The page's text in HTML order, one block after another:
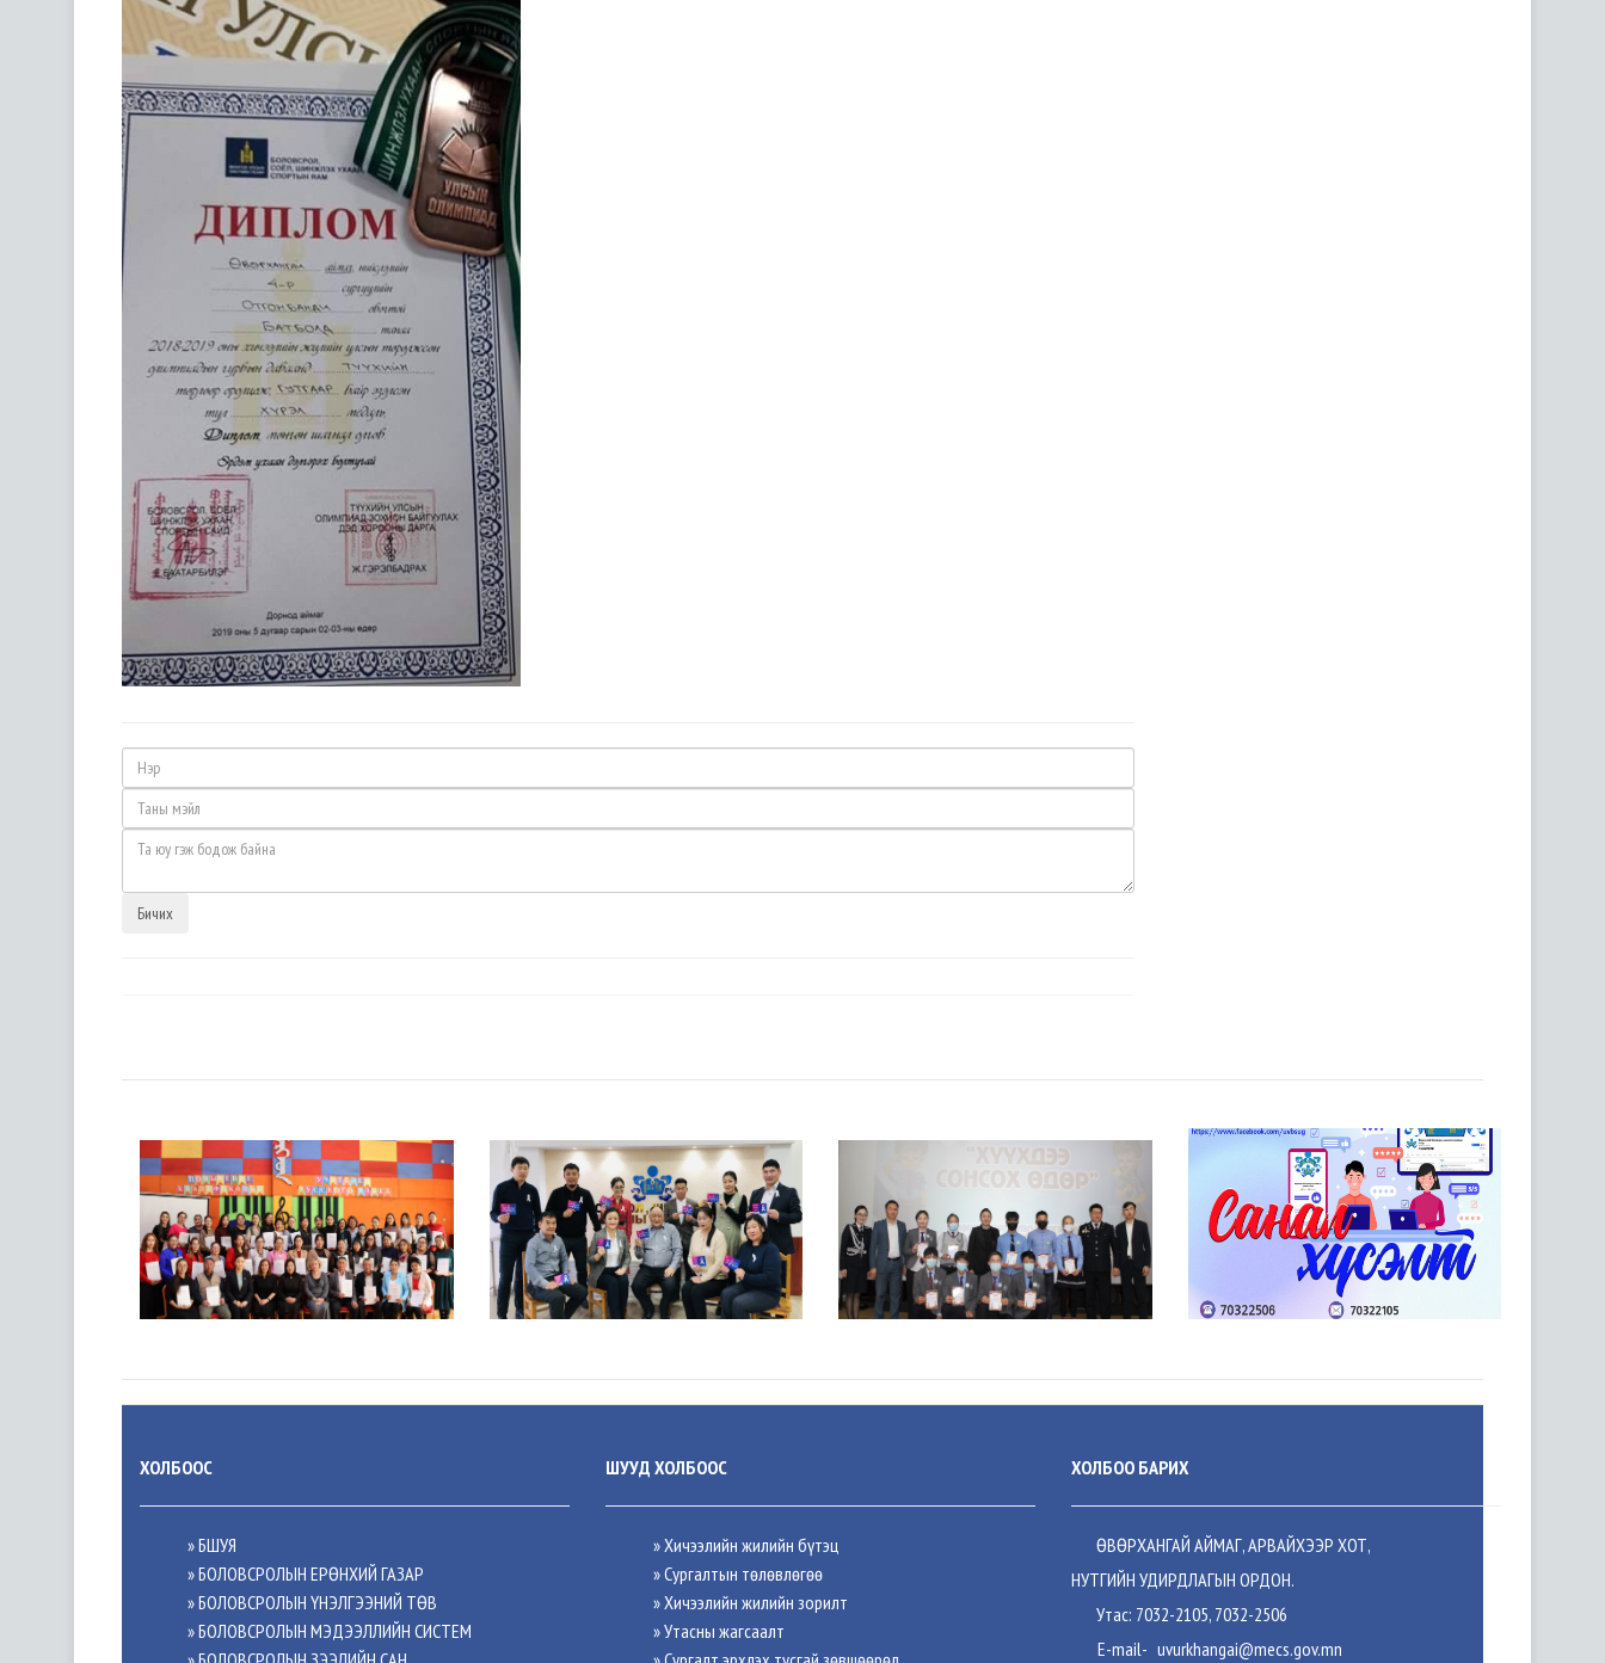
Бичих
ХОЛБООС
» БШУЯ
» БОЛОВСРОЛЫН ЕРӨНХИЙ ГАЗАР
» БОЛОВСРОЛЫН ҮНЭЛГЭЭНИЙ ТӨВ
» БОЛОВСРОЛЫН МЭДЭЭЛЛИЙН СИСТЕМ
ШУУД ХОЛБООС
» Хичээлийн жилийн бүтэц
» Сургалтын төлөвлөгөө
» Хичээлийн жилийн зорилт
» Утасны жагсаалт
ХОЛБОО БАРИХ
ӨВӨРХАНГАЙ АЙМАГ, АРВАЙХЭЭР ХОТ,
НУТГИЙН УДИРДЛАГЫН ОРДОН.
Утас: 7032-2105, 7032-2506
E-mail- uvurkhangai@mecs.gov.mn